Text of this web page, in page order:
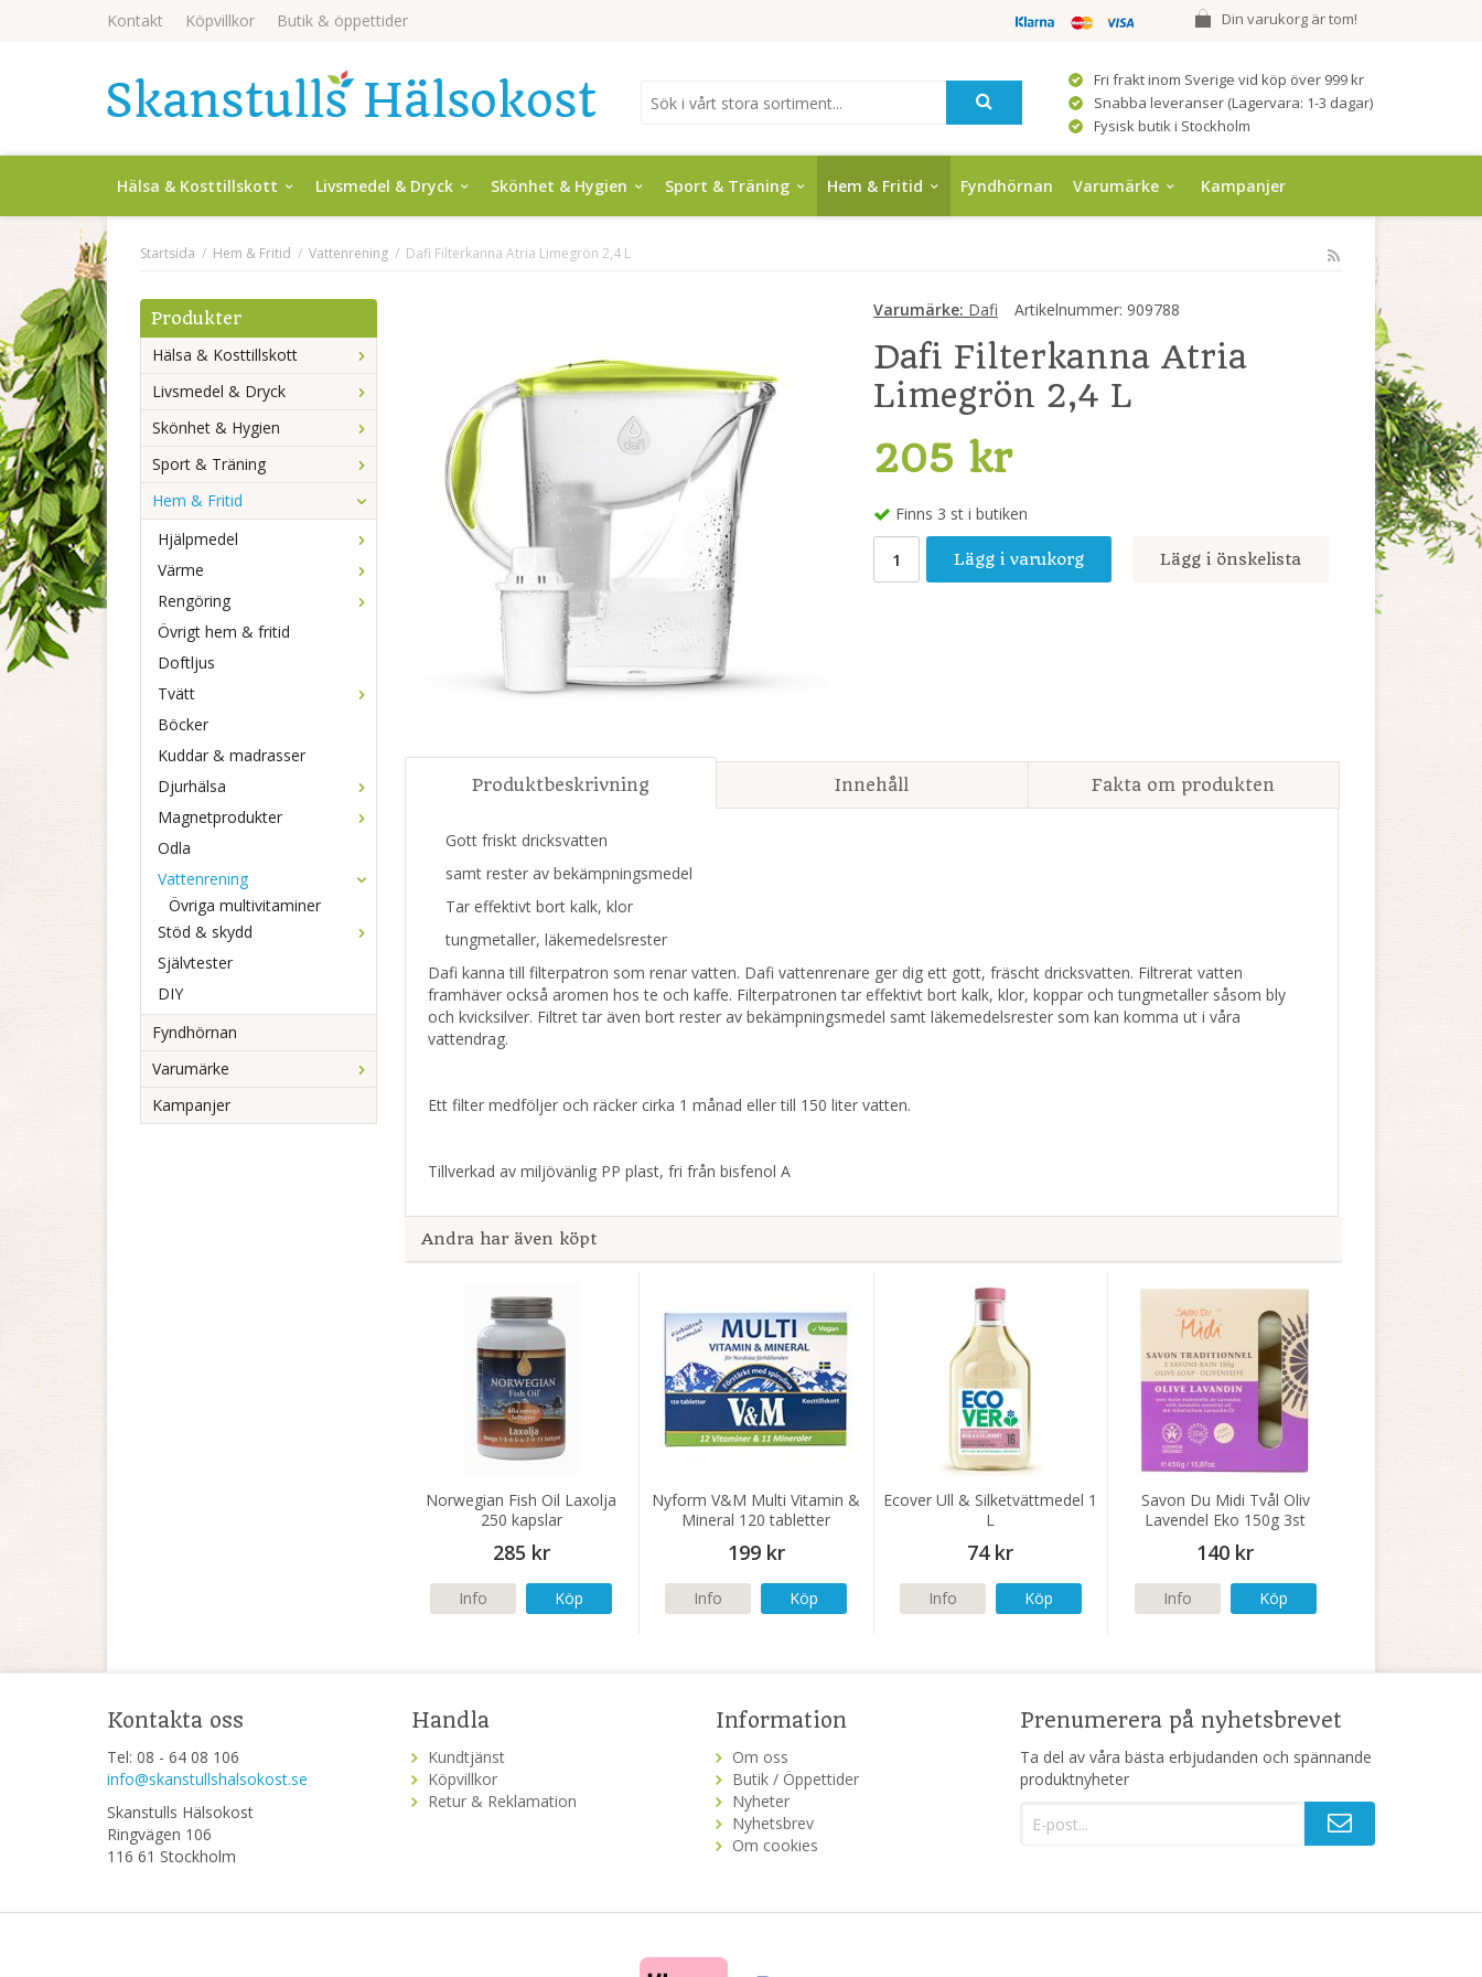
Kontakt Köpvillkor Butik & öppettider Din varukorg är tom!
Fri frakt inom Sverige vid köp över 999 kr
Snabba leveranser (Lagervara: 1-3 dagar)
Fysisk butik i Stockholm
Hälsa & Kosttillskott Livsmedel & Dryck Skönhet & Hygien Sport & Träning Hem & Fritid Fyndhörnan Varumärke Kampanjer
Startsida / Hem & Fritid / Vattenrening / Dafi Filterkanna Atria Limegrön 2,4 L
Produkter
Hälsa & Kosttillskott
Livsmedel & Dryck
Skönhet & Hygien
Sport & Träning
Hem & Fritid
Hjälpmedel
Värme
Rengöring
Övrigt hem & fritid
Doftljus
Tvätt
Böcker
Kuddar & madrasser
Djurhälsa
Magnetprodukter
Odla
Vattenrening
Övriga multivitaminer
Stöd & skydd
Självtester
DIY
Fyndhörnan
Varumärke
Kampanjer
Varumärke: Dafi Artikelnummer: 909788
Dafi Filterkanna Atria
Limegrön 2,4 L
205 kr
Finns 3 st i butiken
Lägg i varukorg Lägg i önskelista
Produktbeskrivning Innehåll Fakta om produkten
Gott friskt dricksvatten
samt rester av bekämpningsmedel
Tar effektivt bort kalk, klor
tungmetaller, läkemedelsrester
Dafi kanna till filterpatron som renar vatten. Dafi vattenrenare ger dig ett gott, fräscht dricksvatten. Filtrerat vatten
framhäver också aromen hos te och kaffe. Filterpatronen tar effektivt bort kalk, klor, koppar och tungmetaller såsom bly
och kvicksilver. Filtret tar även bort rester av bekämpningsmedel samt läkemedelsrester som kan komma ut i våra
vattendrag.
Ett filter medföljer och räcker cirka 1 månad eller till 150 liter vatten.
Tillverkad av miljövänlig PP plast, fri från bisfenol A
Andra har även köpt
Norwegian Fish Oil Laxolja
250 kapslar
285 kr
Info Köp
Nyform V&M Multi Vitamin &
Mineral 120 tabletter
199 kr
Info Köp
Ecover Ull & Silketvättmedel 1
L
74 kr
Info Köp
Savon Du Midi Tvål Oliv
Lavendel Eko 150g 3st
140 kr
Info Köp
Kontakta oss
Tel: 08 - 64 08 106
info@skanstullshalsokost.se
Skanstulls Hälsokost
Ringvägen 106
116 61 Stockholm
Handla
Kundtjänst
Köpvillkor
Retur & Reklamation
Information
Om oss
Butik / Öppettider
Nyheter
Nyhetsbrev
Om cookies
Prenumerera på nyhetsbrevet
Ta del av våra bästa erbjudanden och spännande
produktnyheter